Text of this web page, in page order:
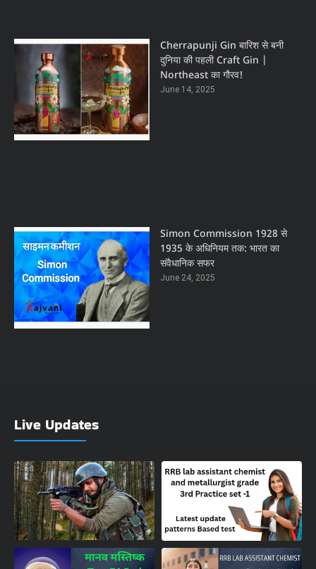
Cherrapunji Gin बारिश से बनी
दुनिया की पहली Craft Gin |
Northeast का गौरव!
June 14, 2025
Simon Commission 1928 से
1935 के अधिनियम तक: भारत का
संवैधानिक सफर
June 24, 2025
Live Updates